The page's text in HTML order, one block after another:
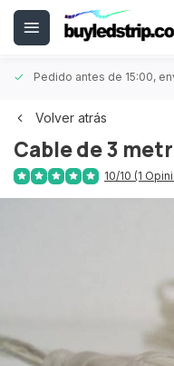
Pedido antes de 15:00,
Volver atrás
Cable de 3
10/10 (1